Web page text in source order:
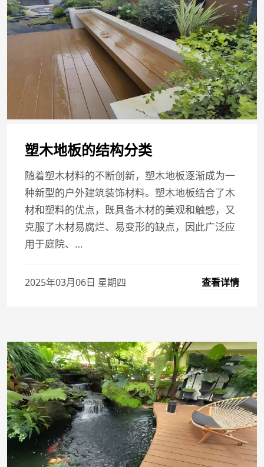
塑木地板的结构分类
随着塑木材料的不断创新，塑木地板逐渐成为一
种新型的户外建筑装饰材料。塑木地板结合了木
材和塑料的优点，既具备木材的美观和触感，又
克服了木材易腐烂、易变形的缺点，因此广泛应
用于庭院、…
2025年03月06日 星期四 查看详情